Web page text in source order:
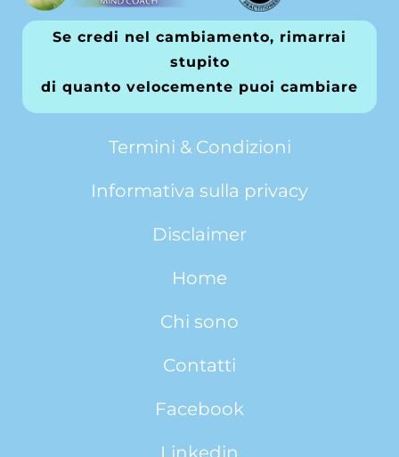
Se credi nel cambiamento, rimarrai
stupito
di quanto velocemente puoi cambiare
Facebook
Home
Chi sono
Contatti
Termini & Condizioni
Informativa sulla privacy
Disclaimer